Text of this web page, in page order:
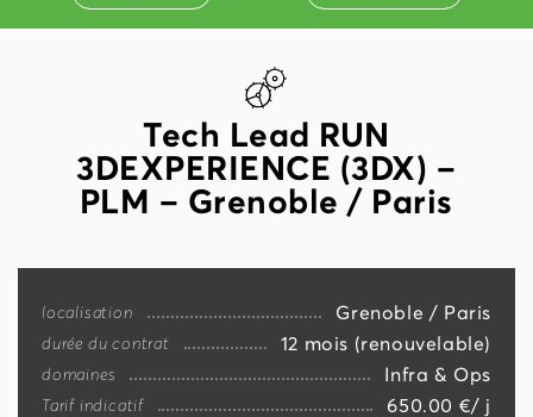
Tech Lead RUN
3DEXPERIENCE (3DX) –
PLM – Grenoble / Paris
localisation Grenoble / Paris
durée du contrat 12 mois (renouvelable)
domaines Infra & Ops
Tarif indicatif 650.00 €/ j